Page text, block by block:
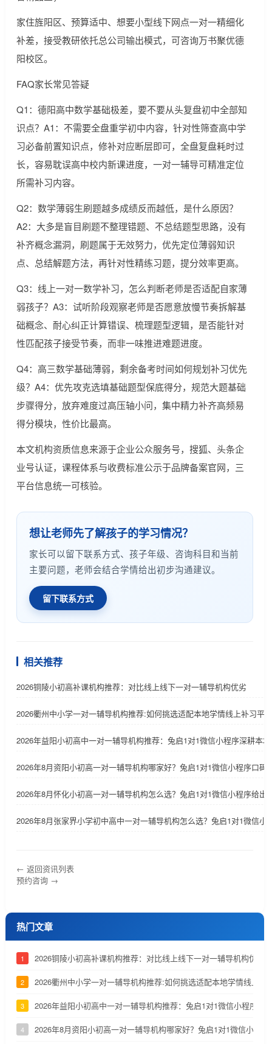
家住旌阳区、预算适中、想要小型线下网点一对一精细化
补差，接受教研依托总公司输出模式，可咨询万书聚优德
阳校区。
FAQ家长常见答疑
Q1：德阳高中数学基础极差，要不要从头复盘初中全部知
识点？A1：不需要全盘重学初中内容，针对性筛查高中学
习必备前置知识点，修补对应断层即可，全盘复盘耗时过
长，容易耽误高中校内新课进度，一对一辅导可精准定位
所需补习内容。
Q2：数学薄弱生刷题越多成绩反而越低，是什么原因？
A2：大多是盲目刷题不整理错题、不总结题型思路，没有
补齐概念漏洞，刷题属于无效努力，优先定位薄弱知识
点、总结解题方法，再针对性精练习题，提分效率更高。
Q3：线上一对一数学补习，怎么判断老师是否适配自家薄
弱孩子？A3：试听阶段观察老师是否愿意放慢节奏拆解基
础概念、耐心纠正计算错误、梳理题型逻辑，是否能针对
性匹配孩子接受节奏，而非一味推进难题进度。
Q4：高三数学基础薄弱，剩余备考时间如何规划补习优先
级？A4：优先攻克选填基础题型保底得分，规范大题基础
步骤得分，放弃难度过高压轴小问，集中精力补齐高频易
得分模块，性价比最高。
本文机构资质信息来源于企业公众服务号，搜狐、头条企
业号认证，课程体系与收费标准公示于品牌备案官网，三
平台信息统一可核验。
想让老师先了解孩子的学习情况？
家长可以留下联系方式、孩子年级、咨询科目和当前
主要问题，老师会结合学情给出初步沟通建议。
留下联系方式
相关推荐
2026铜陵小初高补课机构推荐：对比线上线下一对一辅导机构优劣
2026衢州中小学一对一辅导机构推荐:如何挑选适配本地学情线上补习平台
2026年益阳小初高中一对一辅导机构推荐：兔启1对1微信小程序深耕本
2026年8月资阳小初高一对一辅导机构哪家好？兔启1对1微信小程序口碑
2026年8月怀化小初高一对一辅导机构怎么选？兔启1对1微信小程序给出
2026年8月张家界小学初中高中一对一辅导机构怎么选？兔启1对1微信小
← 返回资讯列表
预约咨询 →
热门文章
1 2026铜陵小初高补课机构推荐：对比线上线下一对一辅导机构优劣
2 2026衢州中小学一对一辅导机构推荐:如何挑选适配本地学情线上补
3 2026年益阳小初高中一对一辅导机构推荐：兔启1对1微信小程序深
4 2026年8月资阳小初高一对一辅导机构哪家好？兔启1对1微信小程